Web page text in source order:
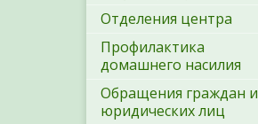
Отделения центра
Профилактика
домашнего насилия
Обращения граждан и
юридических лиц